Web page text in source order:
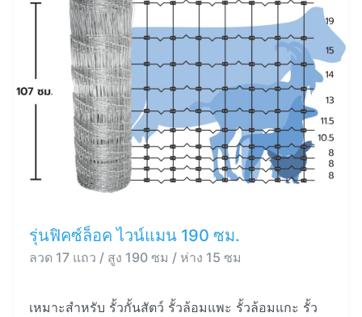
รุ่นฟิคซ์ล็อค ไวน์แมน 190 ซม.
ลวด 17 แถว / สูง 190 ซม / ห่าง 15 ซม
เหมาะสำหรับ รั้วกั้นสัตว์ รั้วล้อมแพะ รั้วล้อมแกะ รั้ว